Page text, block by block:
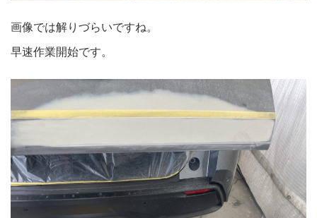
画像では解りづらいですね。
早速作業開始です。